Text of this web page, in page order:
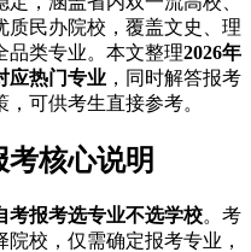
质民办院校，覆盖文史、理
品类专业。本文整理2026年
应热门专业 ，同时解答报考
可供考生直接参考。
考核心说明
考报考选专业不选学校。考
校，仅需确定报考专业，